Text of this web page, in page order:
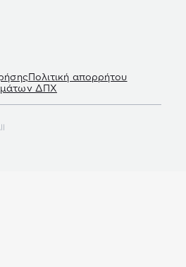
Πολιτική απορρήτου
ΔΠΧ